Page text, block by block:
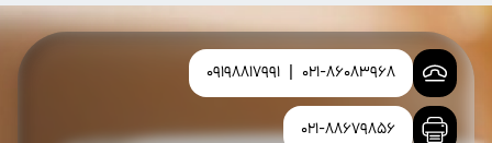
021-86083968
09198817991
021-88679856